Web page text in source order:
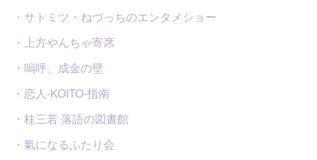
・サトミツ・ねづっちのエンタメショー
・上方やんちゃ寄席
・嗚呼、成金の壁
・恋人-KOITO-指南
・桂三若 落語の図書館
・氣になるふたり会